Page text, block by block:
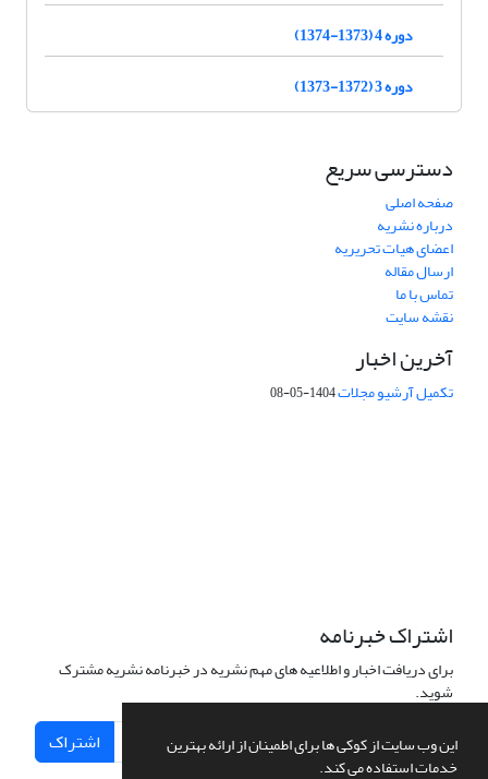
این وب سایت از کوکی ها برای اطمینان از ارائه بهترین
خدمات استفاده می کند.
دوره 4 (1373-1374)
دوره 3 (1372-1373)
دسترسی سریع
صفحه اصلی
درباره نشریه
اعضای هیات تحریریه
ارسال مقاله
تماس با ما
نقشه سایت
آخرین اخبار
تکمیل آرشیو مجلات1404-05-08
اشتراک خبرنامه
برای دریافت اخبار و اطلاعیه های مهم نشریه در خبرنامه نشریه مشترک
شوید.
اشتراک